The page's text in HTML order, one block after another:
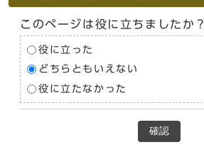
このページは役に立ちましたか？
役に立った
どちらともいえない
役に立たなかった
確認